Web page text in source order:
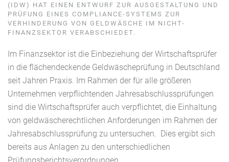
(IDW) HAT EINEN ENTWURF ZUR AUSGESTALTUNG UND
PRÜFUNG EINES COMPLIANCE-SYSTEMS ZUR
VERHINDERUNG VON GELDWÄSCHE IM NICHT-
FINANZSEKTOR VERABSCHIEDET.
Im Finanzsektor ist die Einbeziehung der Wirtschaftsprüfer
in die flächendeckende Geldwäscheprüfung in Deutschland
seit Jahren Praxis. Im Rahmen der für alle größeren
Unternehmen verpflichtenden Jahresabschlussprüfungen
sind die Wirtschaftsprüfer auch verpflichtet, die Einhaltung
von geldwäscherechtlichen Anforderungen im Rahmen der
Jahresabschlussprüfung zu untersuchen. Dies ergibt sich
bereits aus Anlagen zu den unterschiedlichen